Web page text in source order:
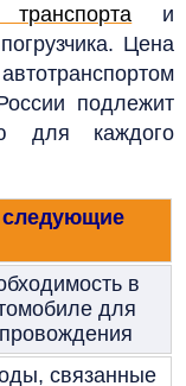
и
Цена
подлежит
для каждого
следующие
в
для
связанные